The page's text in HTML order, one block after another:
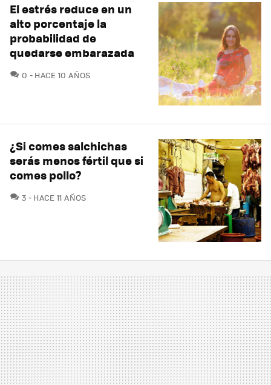
El estrés reduce en un
alto porcentaje la
probabilidad de
quedarse embarazada
0 COMENTARIOS
HACE 10 AÑOS
¿Si comes salchichas
serás menos fértil que si
comes pollo?
3 COMENTARIOS
HACE 11 AÑOS